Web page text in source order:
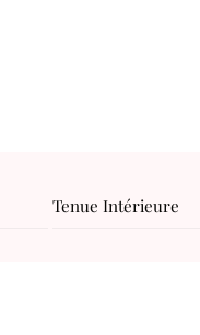
Tenue Intérieure